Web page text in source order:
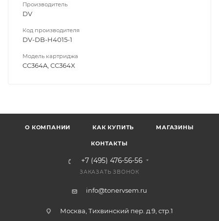
Производитель
DV
Код производителя
DV-DB-H4015-1
Модель картриджа
CC364A, CC364X
О КОМПАНИИ КАК КУПИТЬ МАГАЗИНЫ
КОНТАКТЫ
+7 (495) 476-56-56
ЗАКАЗАТЬ ЗВОНОК
info@tonervsem.ru
Москва, Тихвинский пер. д.9, стр.1